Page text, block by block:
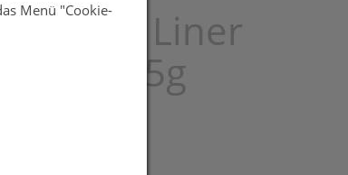
Lip Liner
1,05g
Menü "Cookie-